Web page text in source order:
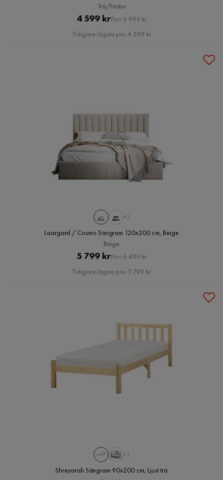
Trä/Natur
Pris
4 599 krOriginal
Pris
Förr 6 999 kr
Tidigare lägsta pris 4 599 kr
+2
Laargard / Cosmo Sängram 120x200 cm, Beige
Beige
Pris
5 799 krOriginal
Pris
Förr 6 499 kr
Tidigare lägsta pris 5 799 kr
+1
Shreyansh Sängram 90x200 cm, Ljust trä